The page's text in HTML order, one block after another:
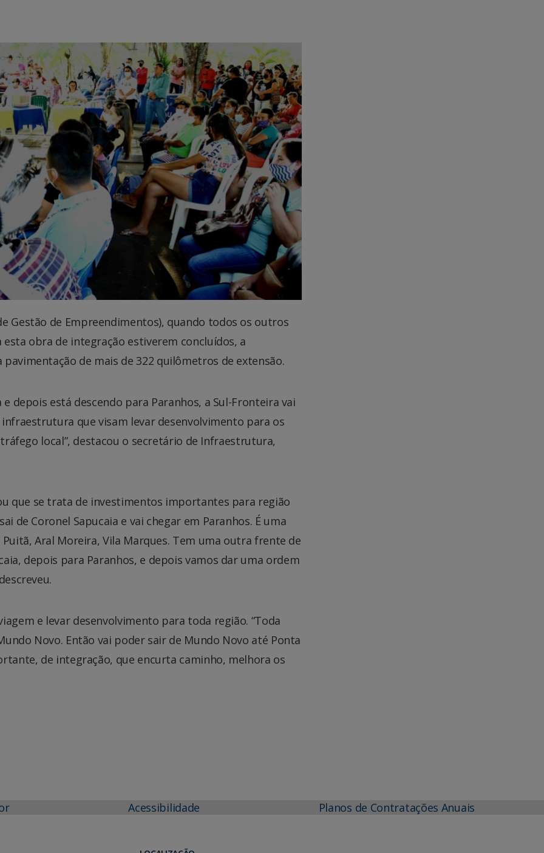
Gestão de Empreendimentos), quando todos os outros
obra de integração estiverem concluídos, a
de mais de 322 quilômetros de extensão.
depois está descendo para Paranhos, a Sul-Fronteira vai
que visam levar desenvolvimento para os
local”, destacou o secretário de Infraestrutura,
que se trata de investimentos importantes para região
de Coronel Sapucaia e vai chegar em Paranhos. É uma
Aral Moreira, Vila Marques. Tem uma outra frente de
depois para Paranhos, e depois vamos dar uma ordem
e levar desenvolvimento para toda região. “Toda
Novo. Então vai poder sair de Mundo Novo até Ponta
de integração, que encurta caminho, melhora os
Acessibilidade Planos de Contratações Anuais